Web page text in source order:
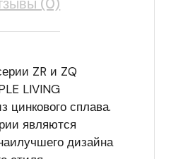
ZR и ZQ
LIVING
цинкового сплава.
являются
дизайна